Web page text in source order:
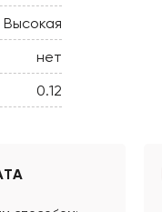
Высокая
нет
0.12